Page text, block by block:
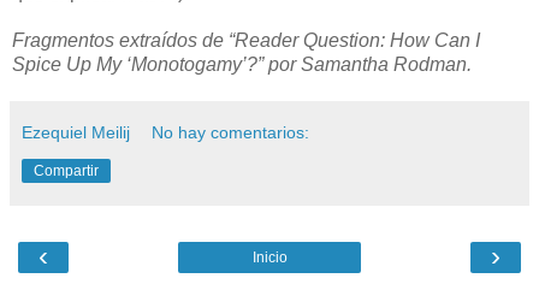
Fragmentos extraídos de “Reader Question: How Can I
Spice Up My ‘Monotogamy’?” por Samantha Rodman.
Ezequiel Meilij No hay comentarios:
Compartir
‹ ›
Inicio